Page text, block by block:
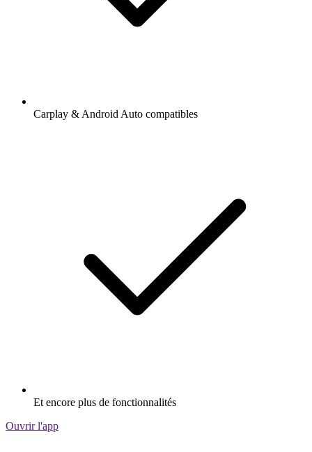
Carplay & Android Auto compatibles
Et encore plus de fonctionnalités
Ouvrir l'app